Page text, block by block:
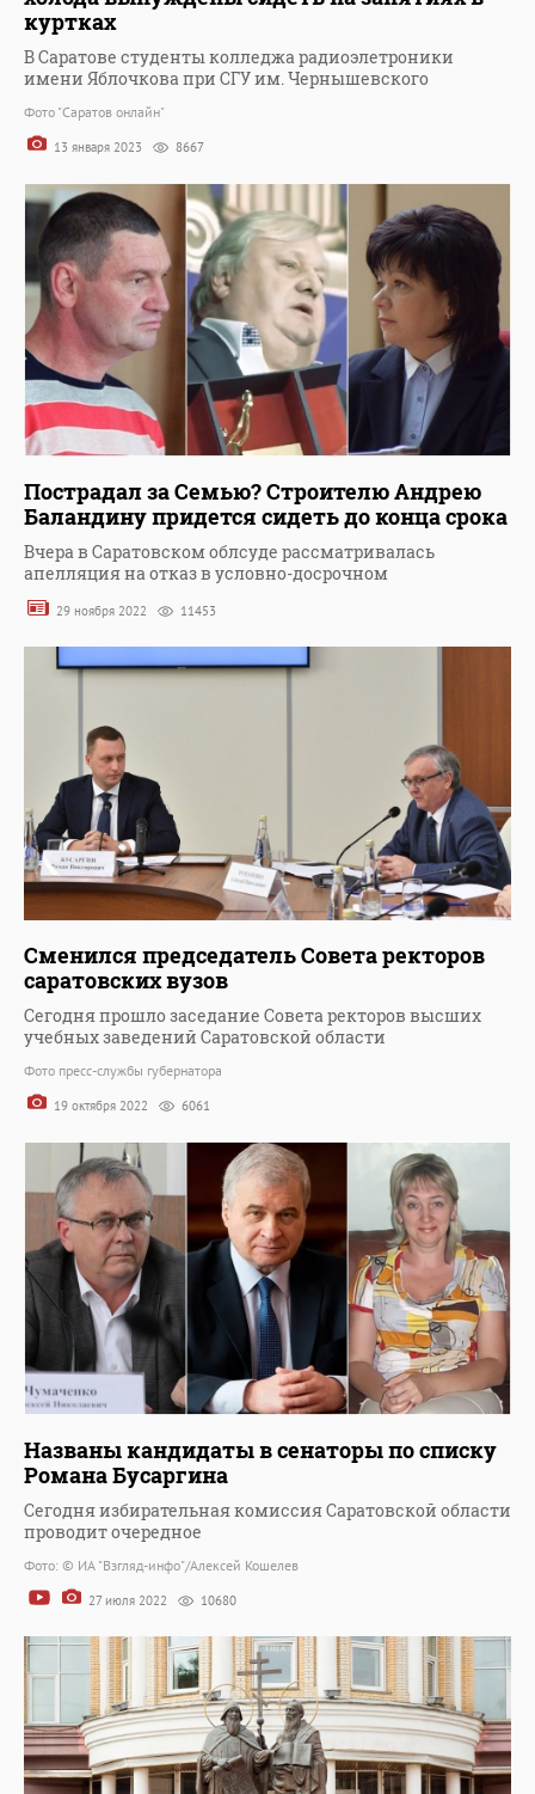
куртках
В Саратове студенты колледжа радиоэлетроники
имени Яблочкова при СГУ им. Чернышевского
Фото "Саратов онлайн"
13 января 2023 8667
Пострадал за Семью? Строителю Андрею
Баландину придется сидеть до конца срока
Вчера в Саратовском облсуде рассматривалась
апелляция на отказ в условно-досрочном
29 ноября 2022 11453
Сменился председатель Совета ректоров
саратовских вузов
Сегодня прошло заседание Совета ректоров высших
учебных заведений Саратовской области
Фото пресс-службы губернатора
19 октября 2022 6061
Названы кандидаты в сенаторы по списку
Романа Бусаргина
Сегодня избирательная комиссия Саратовской области
проводит очередное
Фото: © ИА "Взгляд-инфо"/Алексей Кошелев
27 июля 2022 10680